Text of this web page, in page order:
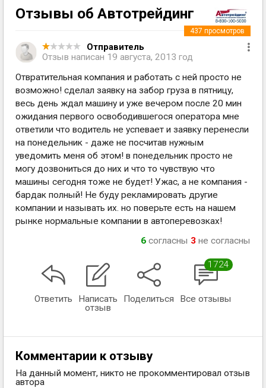
Отзывы об Автотрейдинг
Отправитель
Отзыв написан 19 августа, 2013 год
437 просмотров
Отвратительная компания и работать с ней просто не
возможно! сделал заявку на забор груза в пятницу,
весь день ждал машину и уже вечером после 20 мин
ожидания первого освободившегося оператора мне
ответили что водитель не успевает и заявку перенесли
на понедельник - даже не посчитав нужным
уведомить меня об этом! в понедельник просто не
могу дозвониться до них и что то чувствую что
машины сегодня тоже не будет! Ужас, а не компания -
бардак полный! Не буду рекламировать другие
компании и называть их. но поверьте есть на нашем
рынке нормальные компании в автоперевозках!
6 согласны 3 не согласны
Ответить
Написать
отзыв
Поделиться
1724
Все отзывы
Комментарии к отзыву
На данный момент, никто не прокомментировал отзыв
автора